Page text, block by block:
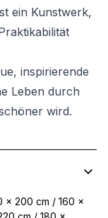
ein Kunstwerk,
inspirierende
Leben durch
wird.
x 200 cm / 160 x